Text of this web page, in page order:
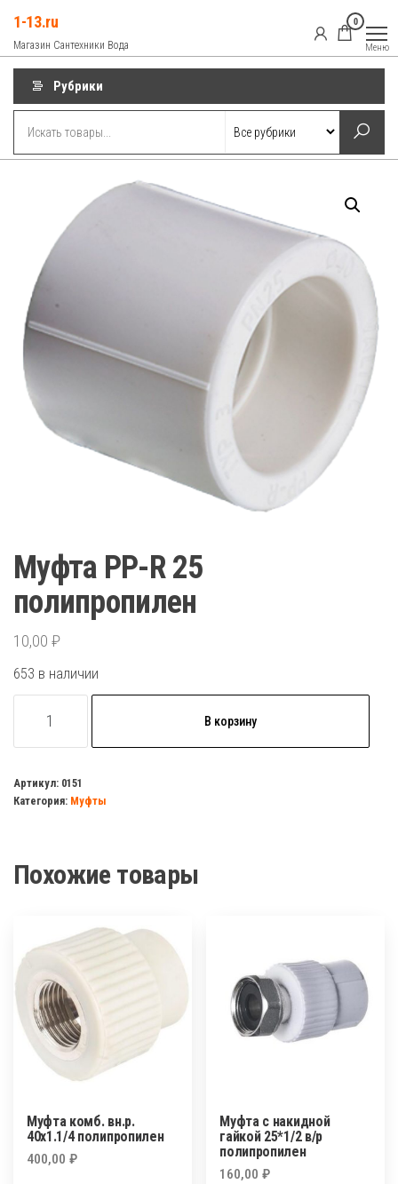
содержимому
1-13.ru
Магазин Сантехники Вода
0
Меню
Рубрики
Муфта PP-R 25
полипропилен
10,00 ₽
653 в наличии
товара
PP-
R
В корзину
Артикул: 0151
Категория: Муфты
Похожие товары
Муфта комб. вн.р.
40х1.1/4 полипропилен
400,00 ₽
Муфта с накидной
гайкой 25*1/2 в/р
полипропилен
160,00₽